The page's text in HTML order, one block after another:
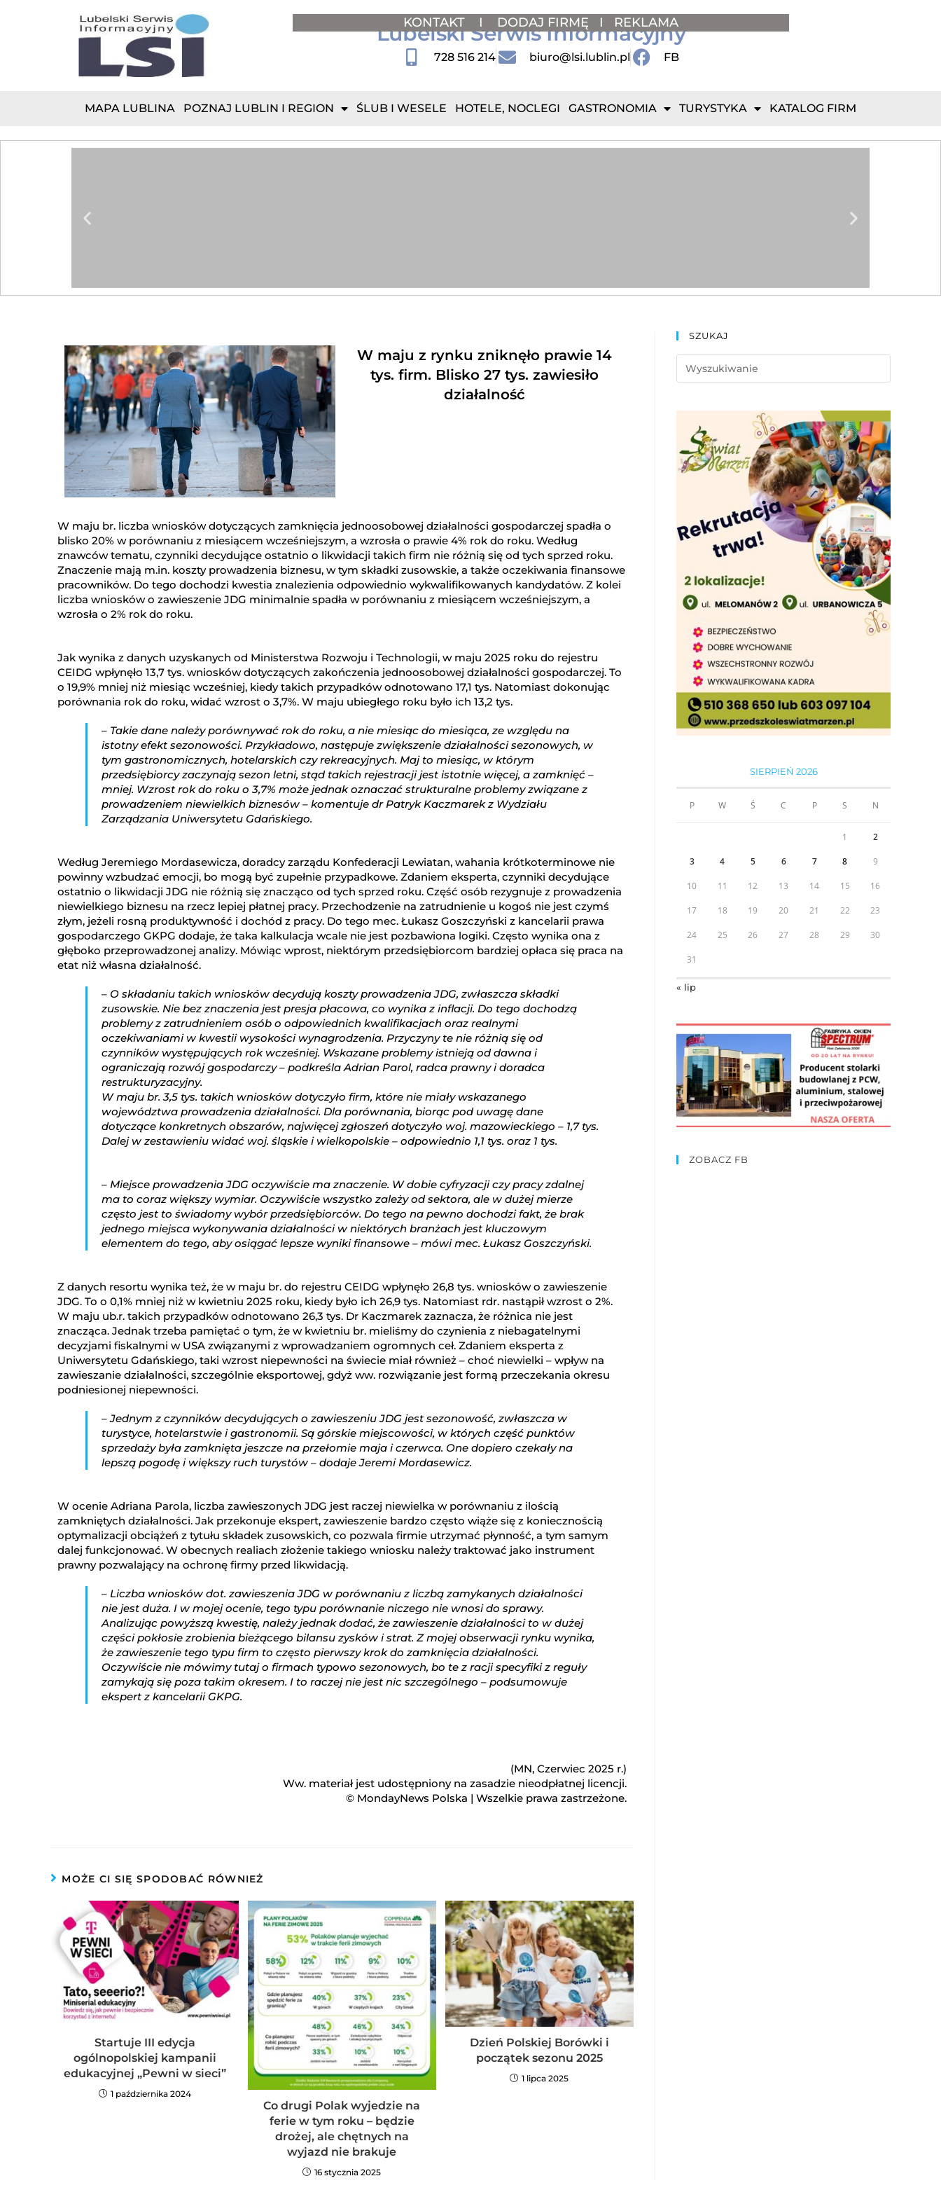
KONTAKT I DODAJ FIRMĘ I REKLAMA
Lubelski Serwis Informacyjny
728 516 214 biuro@lsi.lublin.pl FB
MAPA LUBLINA POZNAJ LUBLIN I REGION ŚLUB I WESELE HOTELE, NOCLEGI GASTRONOMIA TURYSTYKA KATALOG FIRM
W maju z rynku zniknęło prawie 14
tys. firm. Blisko 27 tys. zawiesiło
działalność
W maju br. liczba wniosków dotyczących zamknięcia jednoosobowej działalności gospodarczej spadła o
blisko 20% w porównaniu z miesiącem wcześniejszym, a wzrosła o prawie 4% rok do roku. Według
znawców tematu, czynniki decydujące ostatnio o likwidacji takich firm nie różnią się od tych sprzed roku.
Znaczenie mają m.in. koszty prowadzenia biznesu, w tym składki zusowskie, a także oczekiwania finansowe
pracowników. Do tego dochodzi kwestia znalezienia odpowiednio wykwalifikowanych kandydatów. Z kolei
liczba wniosków o zawieszenie JDG minimalnie spadła w porównaniu z miesiącem wcześniejszym, a
wzrosła o 2% rok do roku.
Jak wynika z danych uzyskanych od Ministerstwa Rozwoju i Technologii, w maju 2025 roku do rejestru
CEIDG wpłynęło 13,7 tys. wniosków dotyczących zakończenia jednoosobowej działalności gospodarczej. To
o 19,9% mniej niż miesiąc wcześniej, kiedy takich przypadków odnotowano 17,1 tys. Natomiast dokonując
porównania rok do roku, widać wzrost o 3,7%. W maju ubiegłego roku było ich 13,2 tys.
– Takie dane należy porównywać rok do roku, a nie miesiąc do miesiąca, ze względu na
istotny efekt sezonowości. Przykładowo, następuje zwiększenie działalności sezonowych, w
tym gastronomicznych, hotelarskich czy rekreacyjnych. Maj to miesiąc, w którym
przedsiębiorcy zaczynają sezon letni, stąd takich rejestracji jest istotnie więcej, a zamknięć –
mniej. Wzrost rok do roku o 3,7% może jednak oznaczać strukturalne problemy związane z
prowadzeniem niewielkich biznesów – komentuje dr Patryk Kaczmarek z Wydziału
Zarządzania Uniwersytetu Gdańskiego.
Według Jeremiego Mordasewicza, doradcy zarządu Konfederacji Lewiatan, wahania krótkoterminowe nie
powinny wzbudzać emocji, bo mogą być zupełnie przypadkowe. Zdaniem eksperta, czynniki decydujące
ostatnio o likwidacji JDG nie różnią się znacząco od tych sprzed roku. Część osób rezygnuje z prowadzenia
niewielkiego biznesu na rzecz lepiej płatnej pracy. Przechodzenie na zatrudnienie u kogoś nie jest czymś
złym, jeżeli rosną produktywność i dochód z pracy. Do tego mec. Łukasz Goszczyński z kancelarii prawa
gospodarczego GKPG dodaje, że taka kalkulacja wcale nie jest pozbawiona logiki. Często wynika ona z
głęboko przeprowadzonej analizy. Mówiąc wprost, niektórym przedsiębiorcom bardziej opłaca się praca na
etat niż własna działalność.
– O składaniu takich wniosków decydują koszty prowadzenia JDG, zwłaszcza składki
zusowskie. Nie bez znaczenia jest presja płacowa, co wynika z inflacji. Do tego dochodzą
problemy z zatrudnieniem osób o odpowiednich kwalifikacjach oraz realnymi
oczekiwaniami w kwestii wysokości wynagrodzenia. Przyczyny te nie różnią się od
czynników występujących rok wcześniej. Wskazane problemy istnieją od dawna i
ograniczają rozwój gospodarczy – podkreśla Adrian Parol, radca prawny i doradca
restrukturyzacyjny.
W maju br. 3,5 tys. takich wniosków dotyczyło firm, które nie miały wskazanego
województwa prowadzenia działalności. Dla porównania, biorąc pod uwagę dane
dotyczące konkretnych obszarów, najwięcej zgłoszeń dotyczyło woj. mazowieckiego – 1,7 tys.
Dalej w zestawieniu widać woj. śląskie i wielkopolskie – odpowiednio 1,1 tys. oraz 1 tys.
– Miejsce prowadzenia JDG oczywiście ma znaczenie. W dobie cyfryzacji czy pracy zdalnej
ma to coraz większy wymiar. Oczywiście wszystko zależy od sektora, ale w dużej mierze
często jest to świadomy wybór przedsiębiorców. Do tego na pewno dochodzi fakt, że brak
jednego miejsca wykonywania działalności w niektórych branżach jest kluczowym
elementem do tego, aby osiągać lepsze wyniki finansowe – mówi mec. Łukasz Goszczyński.
Z danych resortu wynika też, że w maju br. do rejestru CEIDG wpłynęło 26,8 tys. wniosków o zawieszenie
JDG. To o 0,1% mniej niż w kwietniu 2025 roku, kiedy było ich 26,9 tys. Natomiast rdr. nastąpił wzrost o 2%.
W maju ub.r. takich przypadków odnotowano 26,3 tys. Dr Kaczmarek zaznacza, że różnica nie jest
znacząca. Jednak trzeba pamiętać o tym, że w kwietniu br. mieliśmy do czynienia z niebagatelnymi
decyzjami fiskalnymi w USA związanymi z wprowadzaniem ogromnych ceł. Zdaniem eksperta z
Uniwersytetu Gdańskiego, taki wzrost niepewności na świecie miał również – choć niewielki – wpływ na
zawieszanie działalności, szczególnie eksportowej, gdyż ww. rozwiązanie jest formą przeczekania okresu
podniesionej niepewności.
– Jednym z czynników decydujących o zawieszeniu JDG jest sezonowość, zwłaszcza w
turystyce, hotelarstwie i gastronomii. Są górskie miejscowości, w których część punktów
sprzedaży była zamknięta jeszcze na przełomie maja i czerwca. One dopiero czekały na
lepszą pogodę i większy ruch turystów – dodaje Jeremi Mordasewicz.
W ocenie Adriana Parola, liczba zawieszonych JDG jest raczej niewielka w porównaniu z ilością
zamkniętych działalności. Jak przekonuje ekspert, zawieszenie bardzo często wiąże się z koniecznością
optymalizacji obciążeń z tytułu składek zusowskich, co pozwala firmie utrzymać płynność, a tym samym
dalej funkcjonować. W obecnych realiach złożenie takiego wniosku należy traktować jako instrument
prawny pozwalający na ochronę firmy przed likwidacją.
– Liczba wniosków dot. zawieszenia JDG w porównaniu z liczbą zamykanych działalności
nie jest duża. I w mojej ocenie, tego typu porównanie niczego nie wnosi do sprawy.
Analizując powyższą kwestię, należy jednak dodać, że zawieszenie działalności to w dużej
części pokłosie zrobienia bieżącego bilansu zysków i strat. Z mojej obserwacji rynku wynika,
że zawieszenie tego typu firm to często pierwszy krok do zamknięcia działalności.
Oczywiście nie mówimy tutaj o firmach typowo sezonowych, bo te z racji specyfiki z reguły
zamykają się poza takim okresem. I to raczej nie jest nic szczególnego – podsumowuje
ekspert z kancelarii GKPG.
(MN, Czerwiec 2025 r.)
Ww. materiał jest udostępniony na zasadzie nieodpłatnej licencji.
© MondayNews Polska | Wszelkie prawa zastrzeżone.
MOŻE CI SIĘ SPODOBAĆ RÓWNIEŻ
Startuje III edycja
ogólnopolskiej kampanii
edukacyjnej „Pewni w sieci”
1 października 2024
Co drugi Polak wyjedzie na
ferie w tym roku – będzie
drożej, ale chętnych na
wyjazd nie brakuje
16 stycznia 2025
Dzień Polskiej Borówki i
początek sezonu 2025
1 lipca 2025
SZUKAJ
SIERPIEŃ 2026
P W Ś C P S N
1 2
3 4 5 6 7 8 9
10 11 12 13 14 15 16
17 18 19 20 21 22 23
24 25 26 27 28 29 30
31
« lip
ZOBACZ FB